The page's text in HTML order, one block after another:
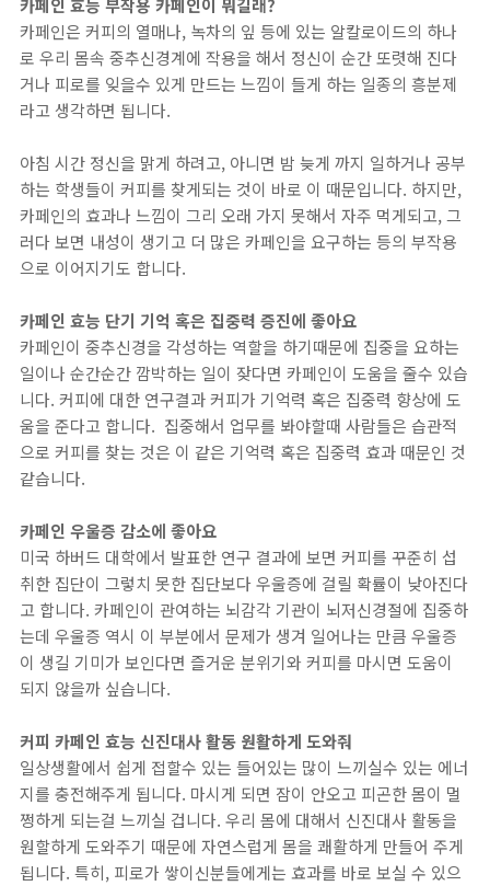
카페인 효능 부작용 카페인이 뭐길래?
카페인은 커피의 열매나, 녹차의 잎 등에 있는 알칼로이드의 하나
로 우리 몸속 중추신경계에 작용을 해서 정신이 순간 또렷해 진다
거나 피로를 잊을수 있게 만드는 느낌이 들게 하는 일종의 흥분제
라고 생각하면 됩니다.
아침 시간 정신을 맑게 하려고, 아니면 밤 늦게 까지 일하거나 공부
하는 학생들이 커피를 찾게되는 것이 바로 이 때문입니다. 하지만,
카페인의 효과나 느낌이 그리 오래 가지 못해서 자주 먹게되고, 그
러다 보면 내성이 생기고 더 많은 카페인을 요구하는 등의 부작용
으로 이어지기도 합니다.
카페인 효능 단기 기억 혹은 집중력 증진에 좋아요
카페인이 중추신경을 각성하는 역할을 하기때문에 집중을 요하는
일이나 순간순간 깜박하는 일이 잦다면 카페인이 도움을 줄수 있습
니다. 커피에 대한 연구결과 커피가 기억력 혹은 집중력 향상에 도
움을 준다고 합니다. 집중해서 업무를 봐야할때 사람들은 습관적
으로 커피를 찾는 것은 이 같은 기억력 혹은 집중력 효과 때문인 것
같습니다.
카페인 우울증 감소에 좋아요
미국 하버드 대학에서 발표한 연구 결과에 보면 커피를 꾸준히 섭
취한 집단이 그렇치 못한 집단보다 우울증에 걸릴 확률이 낮아진다
고 합니다. 카페인이 관여하는 뇌감각 기관이 뇌저신경절에 집중하
는데 우울증 역시 이 부분에서 문제가 생겨 일어나는 만큼 우울증
이 생길 기미가 보인다면 즐거운 분위기와 커피를 마시면 도움이
되지 않을까 싶습니다.
커피 카페인 효능 신진대사 활동 원활하게 도와줘
일상생활에서 쉽게 접할수 있는 들어있는 많이 느끼실수 있는 에너
지를 충전해주게 됩니다. 마시게 되면 잠이 안오고 피곤한 몸이 멀
쩡하게 되는걸 느끼실 겁니다. 우리 몸에 대해서 신진대사 활동을
원할하게 도와주기 때문에 자연스럽게 몸을 쾌활하게 만들어 주게
됩니다. 특히, 피로가 쌓이신분들에게는 효과를 바로 보실 수 있으